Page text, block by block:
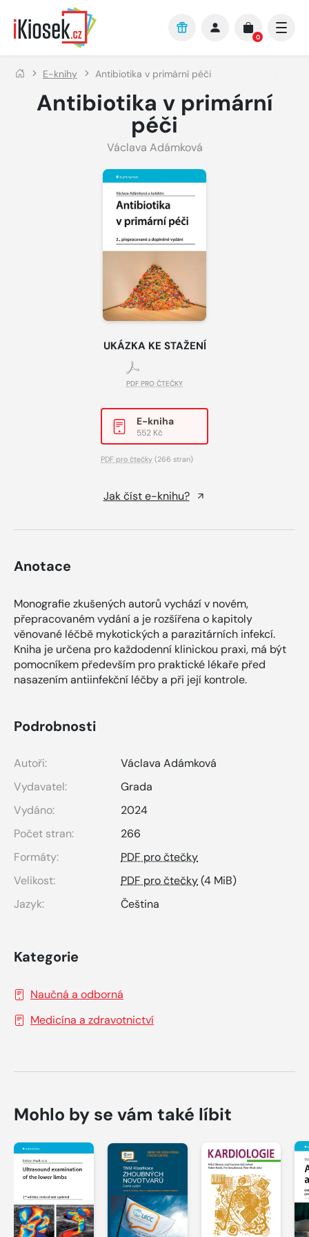
Přejít na hlavní obsah
0
E-knihy Antibiotika v primární péči
Antibiotika v primární
péči
Václava Adámková
UKÁZKA KE STAŽENÍ
PDF PRO ČTEČKY
E-kniha
552 Kč
PDF pro čtečky (266 stran)
Jak číst e-knihu?
Anotace
Monografie zkušených autorů vychází v novém,
přepracovaném vydání a je rozšířena o kapitoly
věnované léčbě mykotických a parazitárních infekcí.
Kniha je určena pro každodenní klinickou praxi, má být
pomocníkem především pro praktické lékaře před
nasazením antiinfekční léčby a při její kontrole.
Podrobnosti
Autoři:
Václava Adámková
Vydavatel:
Grada
Vydáno:
2024
Počet stran:
266
Formáty:
PDF pro čtečky
Velikost:
PDF pro čtečky(4 MiB)
Jazyk:
Čeština
Kategorie
Naučná a odborná
Medicína a zdravotnictví
Mohlo by se vám také líbit